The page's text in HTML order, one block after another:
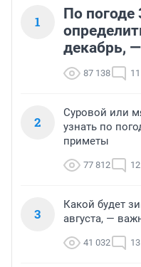
1
По погоде
декабрь,
87 138 11
2
Суровой или
узнать по
приметы
77 812 12
3
Какой будет
августа, —
41 032 13